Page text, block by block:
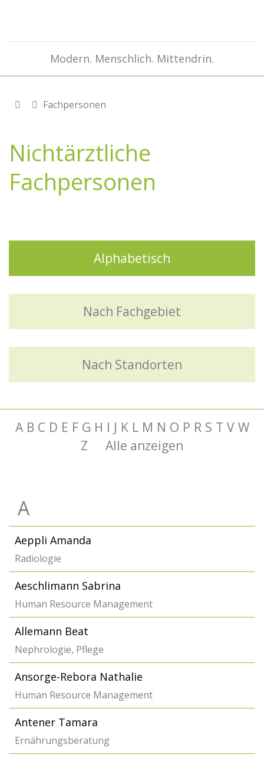
Modern. Menschlich. Mittendrin.
Fachpersonen
Nichtärztliche
Fachpersonen
Alphabetisch
Nach Fachgebiet
Nach Standorten
A B C D E F G H I J K L M N O P R S T V W
Z
Alle anzeigen
A
Aeppli Amanda
Radiologie
Aeschlimann Sabrina
Human Resource Management
Allemann Beat
Nephrologie, Pflege
Ansorge-Rebora Nathalie
Human Resource Management
Antener Tamara
Ernährungsberatung